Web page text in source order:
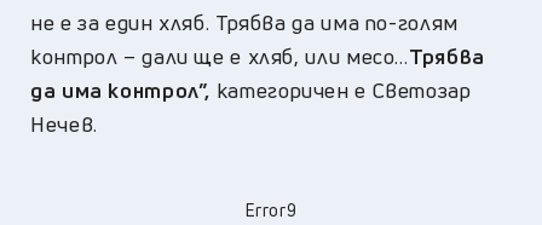
не е за един хляб. Трябва да има по-голям
контрол – дали ще е хляб, или месо…Трябва
да има контрол”, категоричен е Светозар
Нечев.
Error9